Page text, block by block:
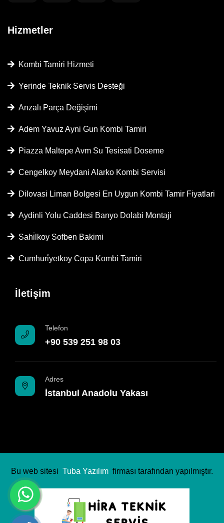
Hizmetler
Kombi Tamiri Hizmeti
Yerinde Teknik Servis Desteği
Arızalı Parça Değişimi
Adem Yavuz Ayni Gun Kombi Tamiri
Piazza Maltepe Avm Su Tesisati Doseme
Cengelkoy Meydani Alarko Kombi Servisi
Dilovasi Liman Bolgesi En Uygun Kombi Tamir Fiyatlari
Aydinli Yolu Caddesi Banyo Dolabi Montaji
Sahi̇lkoy Sofben Bakimi
Cumhuri̇yetkoy Copa Kombi Tamiri
İletişim
Telefon
+90 539 251 98 03
Adres
İstanbul Anadolu Yakası
Bu web sitesi Tuba Yazılım firması tarafından yapılmıştır.